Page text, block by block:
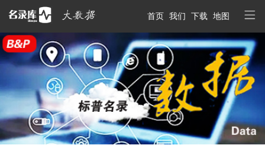
首页 我们 下载 地图